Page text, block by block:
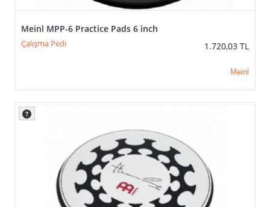
Meinl MPP-6 Practice Pads 6 inch
Çalışma Pedi 1.720,03 TL
Meinl